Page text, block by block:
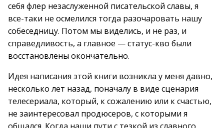
себя флер незаслуженной писательской славы, я
все-таки не осмелился тогда разочаровать нашу
собеседницу. Потом мы виделись, и не раз, и
справедливость, а главное — статус-кво были
восстановлены окончательно.
Идея написания этой книги возникла у меня давно,
несколько лет назад, поначалу в виде сценария
телесериала, который, к сожалению или к счастью,
не заинтересовал продюсеров, с которыми я